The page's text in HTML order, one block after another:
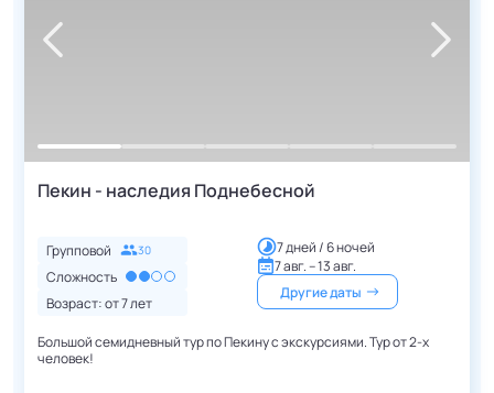
Пекин - наследия Поднебесной
Групповой 30
Сложность
Возраст: от7лет
7 дней / 6 ночей
7 авг. – 13 авг.
Другие даты
Большой семидневный тур по Пекину с экскурсиями. Тур от 2-х
человек!